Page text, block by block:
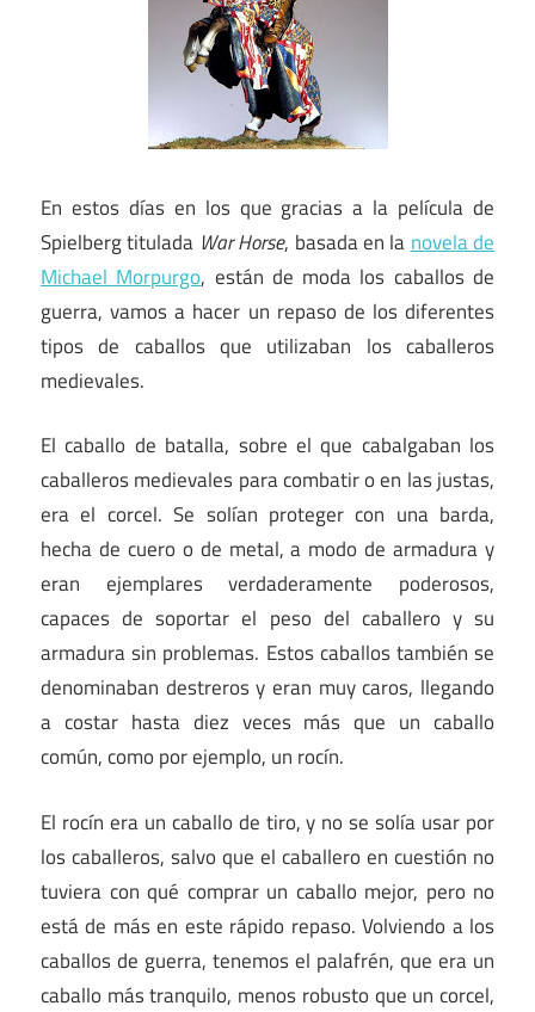
En estos días en los que gracias a la película de
Spielberg titulada War Horse, basada en la novela de
Michael Morpurgo, están de moda los caballos de
guerra, vamos a hacer un repaso de los diferentes
tipos de caballos que utilizaban los caballeros
medievales.
El caballo de batalla, sobre el que cabalgaban los
caballeros medievales para combatir o en las justas,
era el corcel. Se solían proteger con una barda,
hecha de cuero o de metal, a modo de armadura y
eran ejemplares verdaderamente poderosos,
capaces de soportar el peso del caballero y su
armadura sin problemas. Estos caballos también se
denominaban destreros y eran muy caros, llegando
a costar hasta diez veces más que un caballo
común, como por ejemplo, un rocín.
El rocín era un caballo de tiro, y no se solía usar por
los caballeros, salvo que el caballero en cuestión no
tuviera con qué comprar un caballo mejor, pero no
está de más en este rápido repaso. Volviendo a los
caballos de guerra, tenemos el palafrén, que era un
caballo más tranquilo, menos robusto que un corcel,